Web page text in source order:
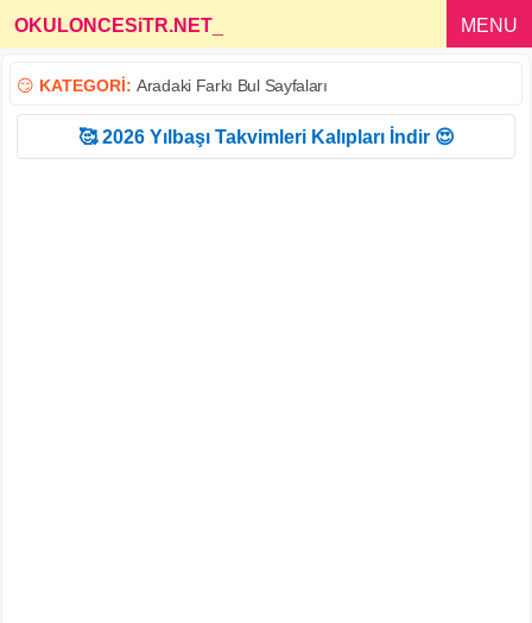
OKULONCESiTR.NET MENU
😏 KATEGORİ: Aradaki Farkı Bul Sayfaları
🥰 2026 Yılbaşı Takvimleri Kalıpları İndir 😍